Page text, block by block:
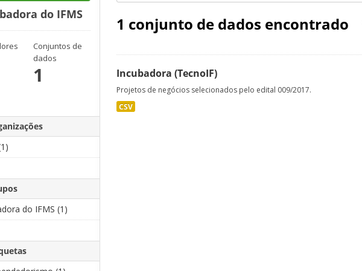
1 conjunto de dados encontrado
Incubadora (TecnoIF)
Projetos de negócios selecionados pelo edital 009/2017.
CSV
do IFMS
Conjuntos de
dados
1
do IFMS (1)